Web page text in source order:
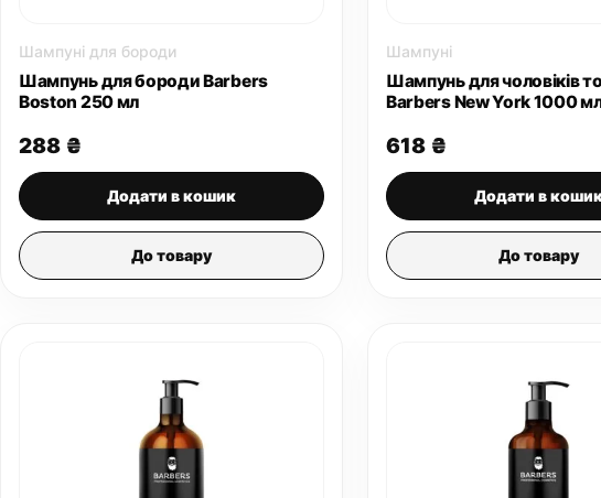
Шампуні для бороди
Шампунь для бороди Barbers
Boston 250 мл
288 ₴
Додати в кошик
До товару
Шампуні
Шампунь для чоловіків
Barbers New York 1000
618 ₴
Додати в
До товару